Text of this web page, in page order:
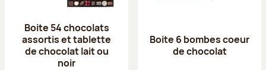
Boite 54 chocolats
assortis et tablette
de chocolat lait ou
noir
Boite 6 bombes coeur
de chocolat